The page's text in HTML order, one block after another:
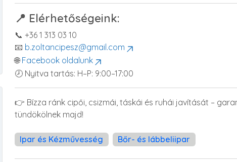
📍 Elérhetőségeink:
📞 +36 1 313 03 10
📧 b.zoltancipesz@gmail.com
🌐 Facebook oldalunk
🕗 Nyitva tartás: H–P: 9:00–17:00
👉 Bízza ránk cipői, csizmái, táskái és ruhái javítását –
tündökölnek majd!
Ipar és Kézművesség Bőr- és lábbeliipar